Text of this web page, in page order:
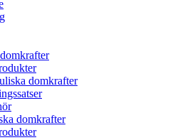
domkrafter
domkrafter